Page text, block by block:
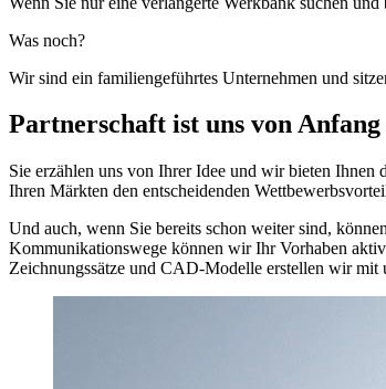
Was noch?
Wir sind ein familiengeführtes Unternehmen und
Partnerschaft ist uns von
Sie erzählen uns von Ihrer Idee und wir bieten
Ihren Märkten den entscheidenden
Und auch, wenn Sie bereits schon weiter sind,
Kommunikationswege können wir Ihr Vorhaben
Zeichnungssätze und CAD-Modelle erstellen wir mit